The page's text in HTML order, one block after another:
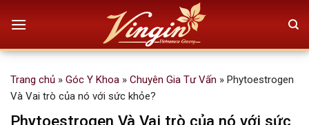
Trang chủ » Góc Y Khoa » Chuyên Gia Tư Vấn » Phytoestrogen
Và Vai trò của nó với sức khỏe?
Phytoestrogen Và Vai trò của nó với sức